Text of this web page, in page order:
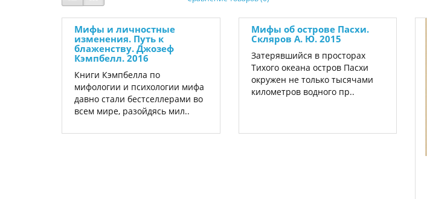
Мифы и личностные
изменения. Путь к
блаженству. Джозеф
Кэмпбелл. 2016
Книги Кэмпбелла по
мифологии и психологии мифа
давно стали бестселлерами во
всем мире, разойдясь мил..
Мифы об острове Пасхи.
Скляров А. Ю. 2015
Затерявшийся в просторах
Тихого океана остров Пасхи
окружен не только тысячами
километров водного пр..